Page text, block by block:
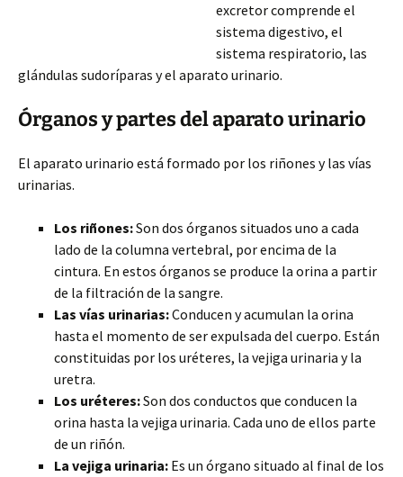
excretor comprende el
sistema digestivo, el
sistema respiratorio, las
glándulas sudoríparas y el aparato urinario.
Órganos y partes del aparato urinario
El aparato urinario está formado por los riñones y las vías
urinarias.
Los riñones:Son dos órganos situados uno a cada
lado de la columna vertebral, por encima de la
cintura. En estos órganos se produce la orina a partir
de la filtración de la sangre.
Las vías urinarias:Conducen y acumulan la orina
hasta el momento de ser expulsada del cuerpo. Están
constituidas por los uréteres, la vejiga urinaria y la
uretra.
Los uréteres:Son dos conductos que conducen la
orina hasta la vejiga urinaria. Cada uno de ellos parte
de un riñón.
La vejiga urinaria: Es un órgano situado al final de los